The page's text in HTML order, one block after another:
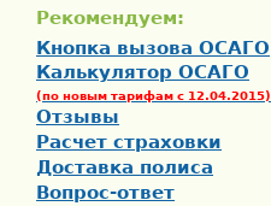
Рекомендуем:
Кнопка вызова ОСАГО
Калькулятор ОСАГО
(по новым тарифам с 12.04.2015)
Отзывы
Расчет страховки
Доставка полиса
Вопрос-ответ